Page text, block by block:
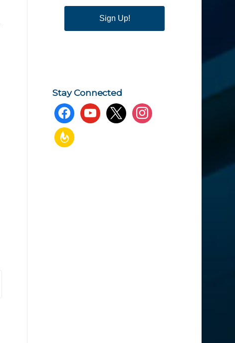
Sign Up!
Stay Connected
facebookyoutubex instagram
feedburner